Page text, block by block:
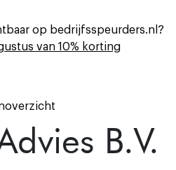
op bedrijfsspeurders.nl?
van 10% korting
B.V.